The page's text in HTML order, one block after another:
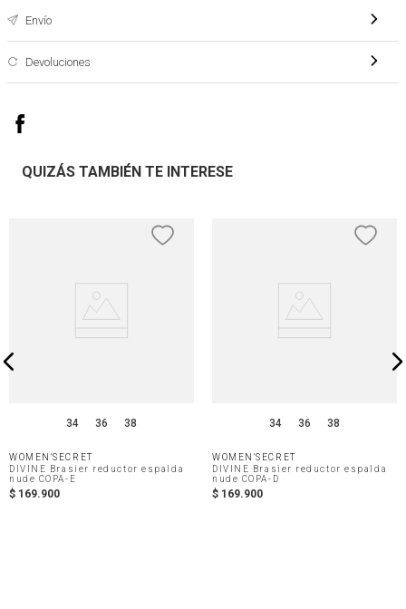
Envío
Devoluciones
QUIZÁS TAMBIÉN TE INTERESE
34 36 38
WOMEN'SECRET
DIVINE Brasier reductor espalda
nude COPA-E
$ 169.900
34 36 38
WOMEN'SECRET
DIVINE Brasier reductor espalda
nude COPA-D
$ 169.900